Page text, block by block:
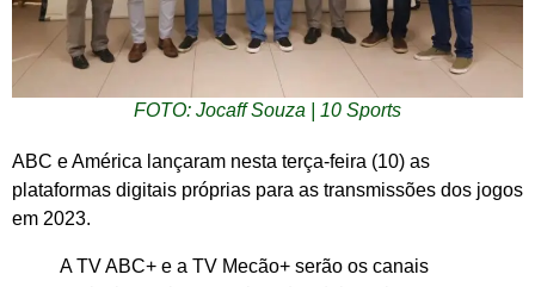
FOTO: Jocaff Souza | 10 Sports
ABC e América lançaram nesta terça-feira (10) as
plataformas digitais próprias para as transmissões dos jogos
em 2023.
A TV ABC+ e a TV Mecão+ serão os canais